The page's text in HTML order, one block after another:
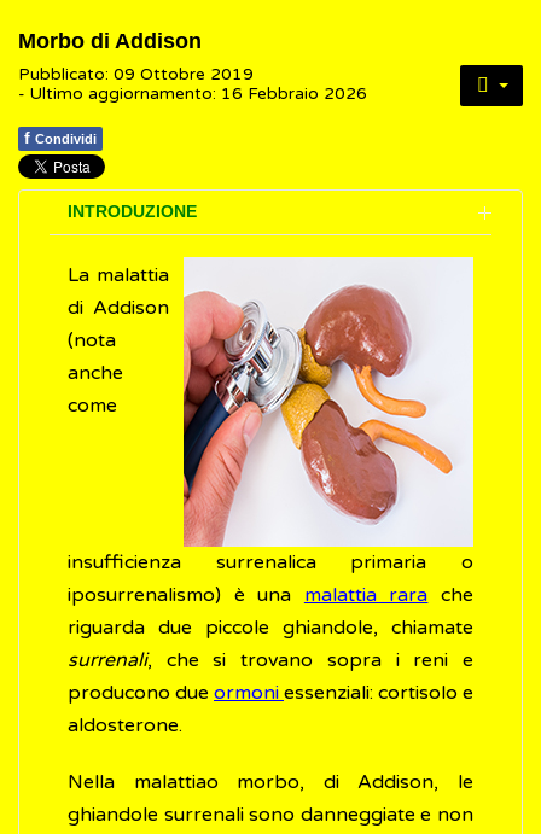
Morbo di Addison
Pubblicato: 09 Ottobre 2019
- Ultimo aggiornamento: 16 Febbraio 2026
f Condividi
INTRODUZIONE
La malattia
di Addison
(nota
anche
come
insufficienza surrenalica primaria o
iposurrenalismo) è una malattia rara che
riguarda due piccole ghiandole, chiamate
surrenali, che si trovano sopra i reni e
producono due ormoni essenziali: cortisolo e
aldosterone.
Nella malattiao morbo, di Addison, le
ghiandole surrenali sono danneggiate e non